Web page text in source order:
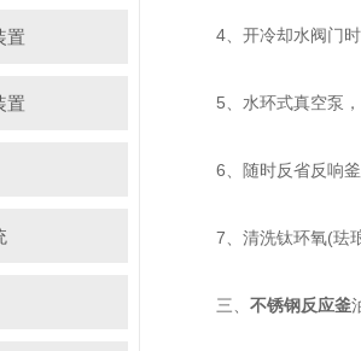
置
置
4、开冷却水阀门时
5、水环式真空泵，
6、随时反省反响釜
7、清洗钛环氧(珐琅
三、 不锈钢反应釜